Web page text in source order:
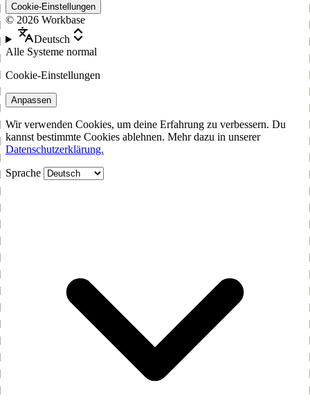
Cookie-Einstellungen
© 2026 Workbase
Deutsch
Alle Systeme normal
Cookie-Einstellungen
Anpassen
Wir verwenden Cookies, um deine Erfahrung zu verbessern. Du
kannst bestimmte Cookies ablehnen. Mehr dazu in unserer
Datenschutzerklärung.
Sprache